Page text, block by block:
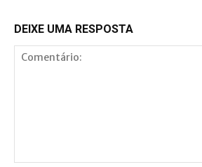
DEIXE UMA RESPOSTA